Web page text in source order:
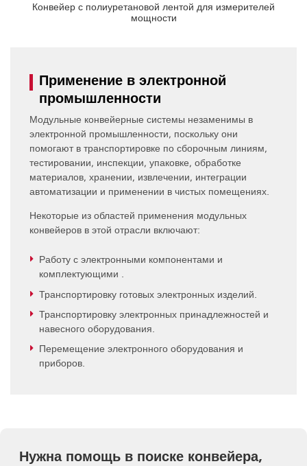
Конвейер с полиуретановой лентой для измерителей
мощности
Применение в электронной
промышленности
Модульные конвейерные системы незаменимы в
электронной промышленности, поскольку они
помогают в транспортировке по сборочным линиям,
тестировании, инспекции, упаковке, обработке
материалов, хранении, извлечении, интеграции
автоматизации и применении в чистых помещениях.
Некоторые из областей применения модульных
конвейеров в этой отрасли включают:
Работу с электронными компонентами и
комплектующими .
Транспортировку готовых электронных изделий.
Транспортировку электронных принадлежностей и
навесного оборудования.
Перемещение электронного оборудования и
приборов.
Нужна помощь в поиске конвейера,